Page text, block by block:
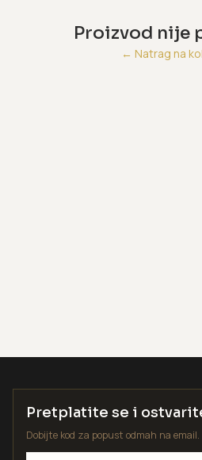
Proizvod nije
← Natrag na
Pretplatite se i
Dobijte kod za popust odmah na email.